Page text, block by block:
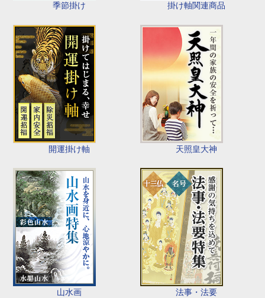
季節掛け 掛け軸関連商品
開運掛け軸 天照皇大神
山水画 法事・法要